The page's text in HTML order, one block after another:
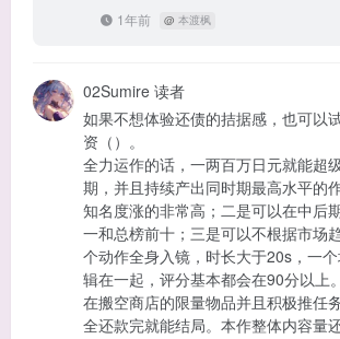
1年前 @ 本渡枫
02Sumire 读者
如果不想体验还债的拮据感，也可以
资（）。
全力运作的话，一两百万日元就能超
期，并且持续产出同时期最高水平的
知名度涨的非常高；二是可以在中后
一和总榜前十；三是可以不根据市场
个动作全身入镜，时长大于20s，一
辑在一起，评分基本都会在90分以上。
在搬空商店的限量物品并且积极推任
全还款完就能结局。本作整体内容量